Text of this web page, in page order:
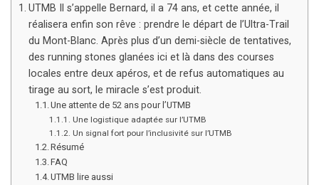
UTMB Il s’appelle Bernard, il a 74 ans, et cette année, il
réalisera enfin son rêve : prendre le départ de l’Ultra-Trail
du Mont-Blanc. Après plus d’un demi-siècle de tentatives,
des running stones glanées ici et là dans des courses
locales entre deux apéros, et de refus automatiques au
tirage au sort, le miracle s’est produit.
Une attente de 52 ans pour l’UTMB
Une logistique adaptée sur l’UTMB
Un signal fort pour l’inclusivité sur l’UTMB
Résumé
FAQ
UTMB lire aussi